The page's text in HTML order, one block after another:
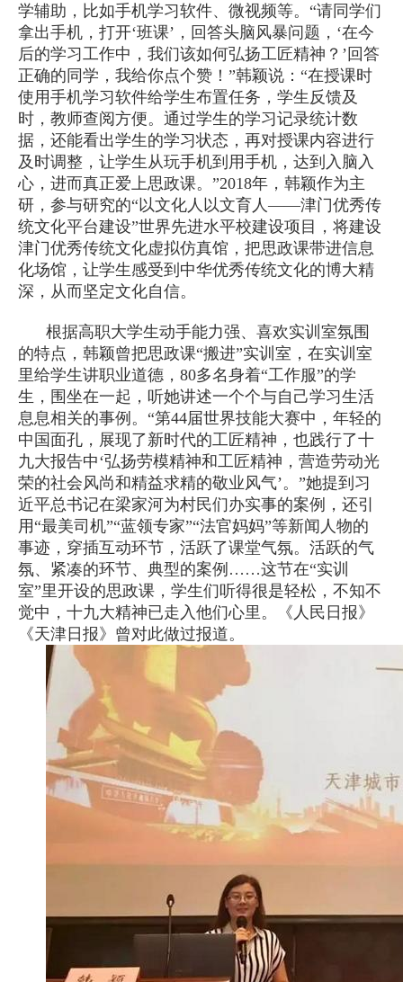
学辅助，比如手机学习软件、微视频等。“请同学们
拿出手机，打开‘班课’，回答头脑风暴问题，‘在今
后的学习工作中，我们该如何弘扬工匠精神？’回答
正确的同学，我给你点个赞！”韩颖说：“在授课时
使用手机学习软件给学生布置任务，学生反馈及
时，教师查阅方便。通过学生的学习记录统计数
据，还能看出学生的学习状态，再对授课内容进行
及时调整，让学生从玩手机到用手机，达到入脑入
心，进而真正爱上思政课。”2018年，韩颖作为主
研，参与研究的“以文化人以文育人——津门优秀传
统文化平台建设”世界先进水平校建设项目，将建设
津门优秀传统文化虚拟仿真馆，把思政课带进信息
化场馆，让学生感受到中华优秀传统文化的博大精
深，从而坚定文化自信。
根据高职大学生动手能力强、喜欢实训室氛围
的特点，韩颖曾把思政课“搬进”实训室，在实训室
里给学生讲职业道德，80多名身着“工作服”的学
生，围坐在一起，听她讲述一个个与自己学习生活
息息相关的事例。“第44届世界技能大赛中，年轻的
中国面孔，展现了新时代的工匠精神，也践行了十
九大报告中‘弘扬劳模精神和工匠精神，营造劳动光
荣的社会风尚和精益求精的敬业风气’。”她提到习
近平总书记在梁家河为村民们办实事的案例，还引
用“最美司机”“蓝领专家”“法官妈妈”等新闻人物的
事迹，穿插互动环节，活跃了课堂气氛。活跃的气
氛、紧凑的环节、典型的案例……这节在“实训
室”里开设的思政课，学生们听得很是轻松，不知不
觉中，十九大精神已走入他们心里。《人民日报》
《天津日报》曾对此做过报道。